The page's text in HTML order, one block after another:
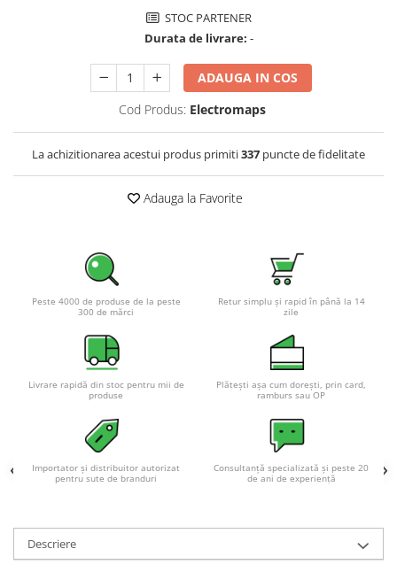
Pachete complete stocare energie
Sisteme fotovoltaice complete
Sisteme fotovoltaice de putere
mica (rulota/caravan/case de
vacanta)
Sisteme fotovoltaice profesionale
Pachete sisteme fotovoltaice
Statii de incarcare vehicule
Cabluri de incarcare vehicule
Prize de incarcare vehicule
Turbine eoliene pentru casă
Tractiune / LiFePo4
Baterii si acumulatori gel si VRLA
6-12 V
Acumulatori Moto, ATV
STOC PARTENER
Durata de livrare: -
ADAUGA IN COS
Cod Produs: Electromaps
La achizitionarea acestui produs primiti337 puncte de fidelitate
Adauga la Favorite
Peste 4000 de produse de la peste
300 de mărci
Retur simplu și rapid în până la 14
zile
Livrare rapidă din stoc pentru mii de
produse
Plătești așa cum dorești, prin card,
ramburs sau OP
Importator și distribuitor autorizat
pentru sute de branduri
Consultanță specializată și peste 20
de ani de experiență
Descriere